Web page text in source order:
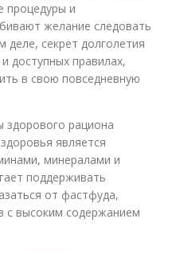
процедуры и
желание следовать
секрет долголетия
доступных правилах,
в свою повседневную
здорового рациона
является
минералами и
поддерживать
от фастфуда,
с высоким содержанием